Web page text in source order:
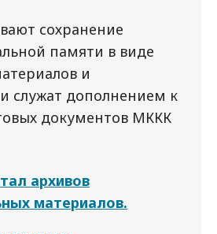
сохранение
памяти в виде
и
служат дополнением к
документов МККК
архивов
материалов.